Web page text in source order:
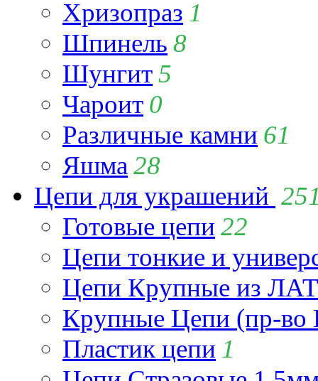
Хризопраз 1
Шпинель 8
Шунгит5
Чароит 0
Различные камни 61
Яшма 28
Цепи для украшений
Готовые цепи 22
Цепи тонкие и
Цепи Крупные из
Крупные Цепи (пр-во
Пластик цепи 1